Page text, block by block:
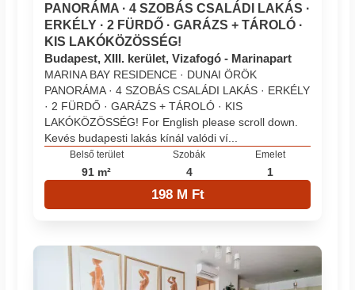
PANORÁMA · 4 SZOBÁS CSALÁDI LAKÁS ·
ERKÉLY · 2 FÜRDŐ · GARÁZS + TÁROLÓ ·
KIS LAKÓKÖZÖSSÉG!
Budapest, XIII. kerület, Vizafogó - Marinapart
MARINA BAY RESIDENCE · DUNAI ÖRÖK
PANORÁMA · 4 SZOBÁS CSALÁDI LAKÁS · ERKÉLY
· 2 FÜRDŐ · GARÁZS + TÁROLÓ · KIS
LAKÓKÖZÖSSÉG! For English please scroll down.
Kevés budapesti lakás kínál valódi ví...
Belső terület
91 m²
Szobák
4
Emelet
1
198 M Ft